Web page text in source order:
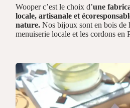
Wooper c’est le choix d’une
locale, artisanale et
nature. Nos bijoux sont en bois de
menuiserie locale et les cordons en